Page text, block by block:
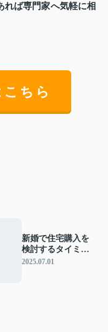
れば専門家へ気軽に相
ちら
新婚で住宅購入を
検討するタイミン
グは？夫婦に合っ
2025.07.01